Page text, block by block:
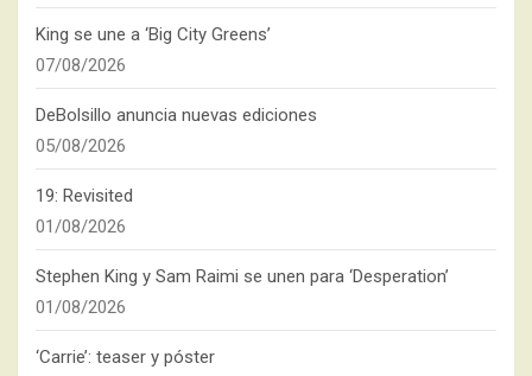
King se une a ‘Big City Greens’
07/08/2026
DeBolsillo anuncia nuevas ediciones
05/08/2026
19: Revisited
01/08/2026
Stephen King y Sam Raimi se unen para ‘Desperation’
01/08/2026
‘Carrie’: teaser y póster